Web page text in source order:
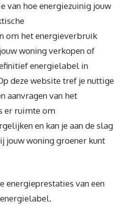
van hoe energiezuinig jouw
om het energieverbruik
woning verkopen of
energielabel in
deze website tref je nuttige
aanvragen van het
er ruimte om
en kan je aan de slag
jouw woning groener kunt
energieprestaties van een